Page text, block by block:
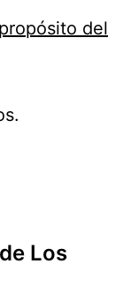
del
Los